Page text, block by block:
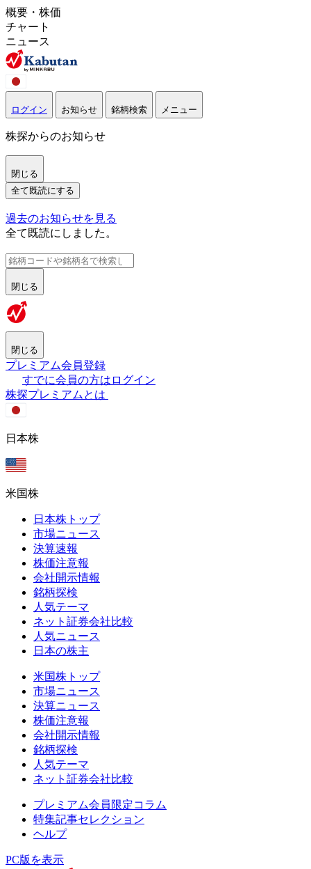
概要・株価
チャート
ニュース
ログイン お知らせ 銘柄検索 メニュー
株探からのお知らせ
閉じる
全て既読にする
過去のお知らせを見る
全て既読にしました。
閉じる
閉じる
プレミアム会員登録
すでに会員の方はログイン
株探プレミアムとは
日本株
米国株
日本株トップ
市場ニュース
決算速報
株価注意報
会社開示情報
銘柄探検
人気テーマ
ネット証券会社比較
人気ニュース
日本の株主
米国株トップ
市場ニュース
決算ニュース
株価注意報
会社開示情報
銘柄探検
人気テーマ
ネット証券会社比較
プレミアム会員限定コラム
特集記事セレクション
ヘルプ
PC版を表示